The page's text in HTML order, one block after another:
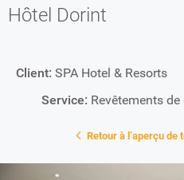
Hôtel Dorint
Client: SPA Hotel & Resorts
Service: Revêtements de
Retour à l’aperçu